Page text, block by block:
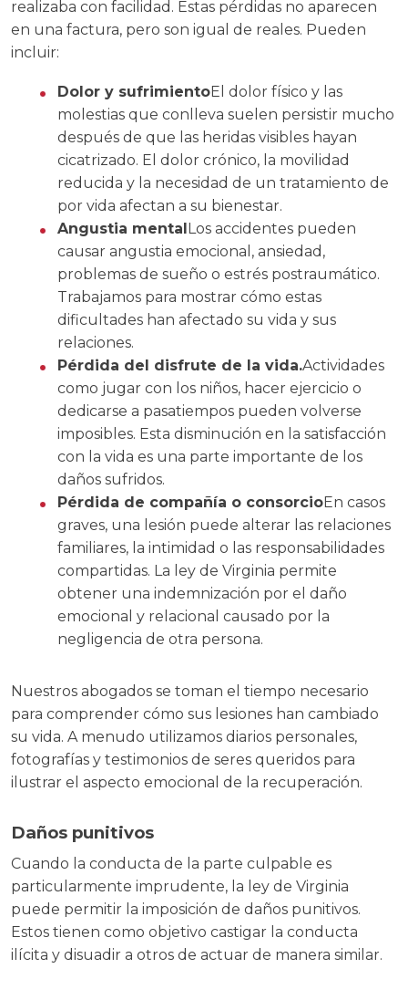
realizaba con facilidad. Estas pérdidas no aparecen
en una factura, pero son igual de reales. Pueden
incluir:
Dolor y sufrimientoEl dolor físico y las
molestias que conlleva suelen persistir mucho
después de que las heridas visibles hayan
cicatrizado. El dolor crónico, la movilidad
reducida y la necesidad de un tratamiento de
por vida afectan a su bienestar.
Angustia mentalLos accidentes pueden
causar angustia emocional, ansiedad,
problemas de sueño o estrés postraumático.
Trabajamos para mostrar cómo estas
dificultades han afectado su vida y sus
relaciones.
Pérdida del disfrute de la vida.Actividades
como jugar con los niños, hacer ejercicio o
dedicarse a pasatiempos pueden volverse
imposibles. Esta disminución en la satisfacción
con la vida es una parte importante de los
daños sufridos.
Pérdida de compañía o consorcioEn casos
graves, una lesión puede alterar las relaciones
familiares, la intimidad o las responsabilidades
compartidas. La ley de Virginia permite
obtener una indemnización por el daño
emocional y relacional causado por la
negligencia de otra persona.
Nuestros abogados se toman el tiempo necesario
para comprender cómo sus lesiones han cambiado
su vida. A menudo utilizamos diarios personales,
fotografías y testimonios de seres queridos para
ilustrar el aspecto emocional de la recuperación.
Daños punitivos
Cuando la conducta de la parte culpable es
particularmente imprudente, la ley de Virginia
puede permitir la imposición de daños punitivos.
Estos tienen como objetivo castigar la conducta
ilícita y disuadir a otros de actuar de manera similar.